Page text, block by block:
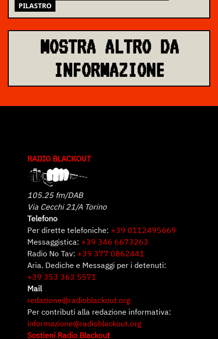
PILASTRO
MOSTRA ALTRO DA
INFORMAZIONE
RADIO BLACKOUT
105.25 fm/DAB
Via Cecchi 21/A Torino
Telefono
Per dirette telefoniche: +39 0112495669
Messaggistica: +39 346 6673263
Radio No Tav: +39 377 0862441
Aria. Dediche e Messaggi per i detenuti:
+39 353 363 5571
Mail
redazione@radioblackout.org
Per contributi alla redazione informativa:
informazione@radioblackout.org
Sostieni Radio Blackout